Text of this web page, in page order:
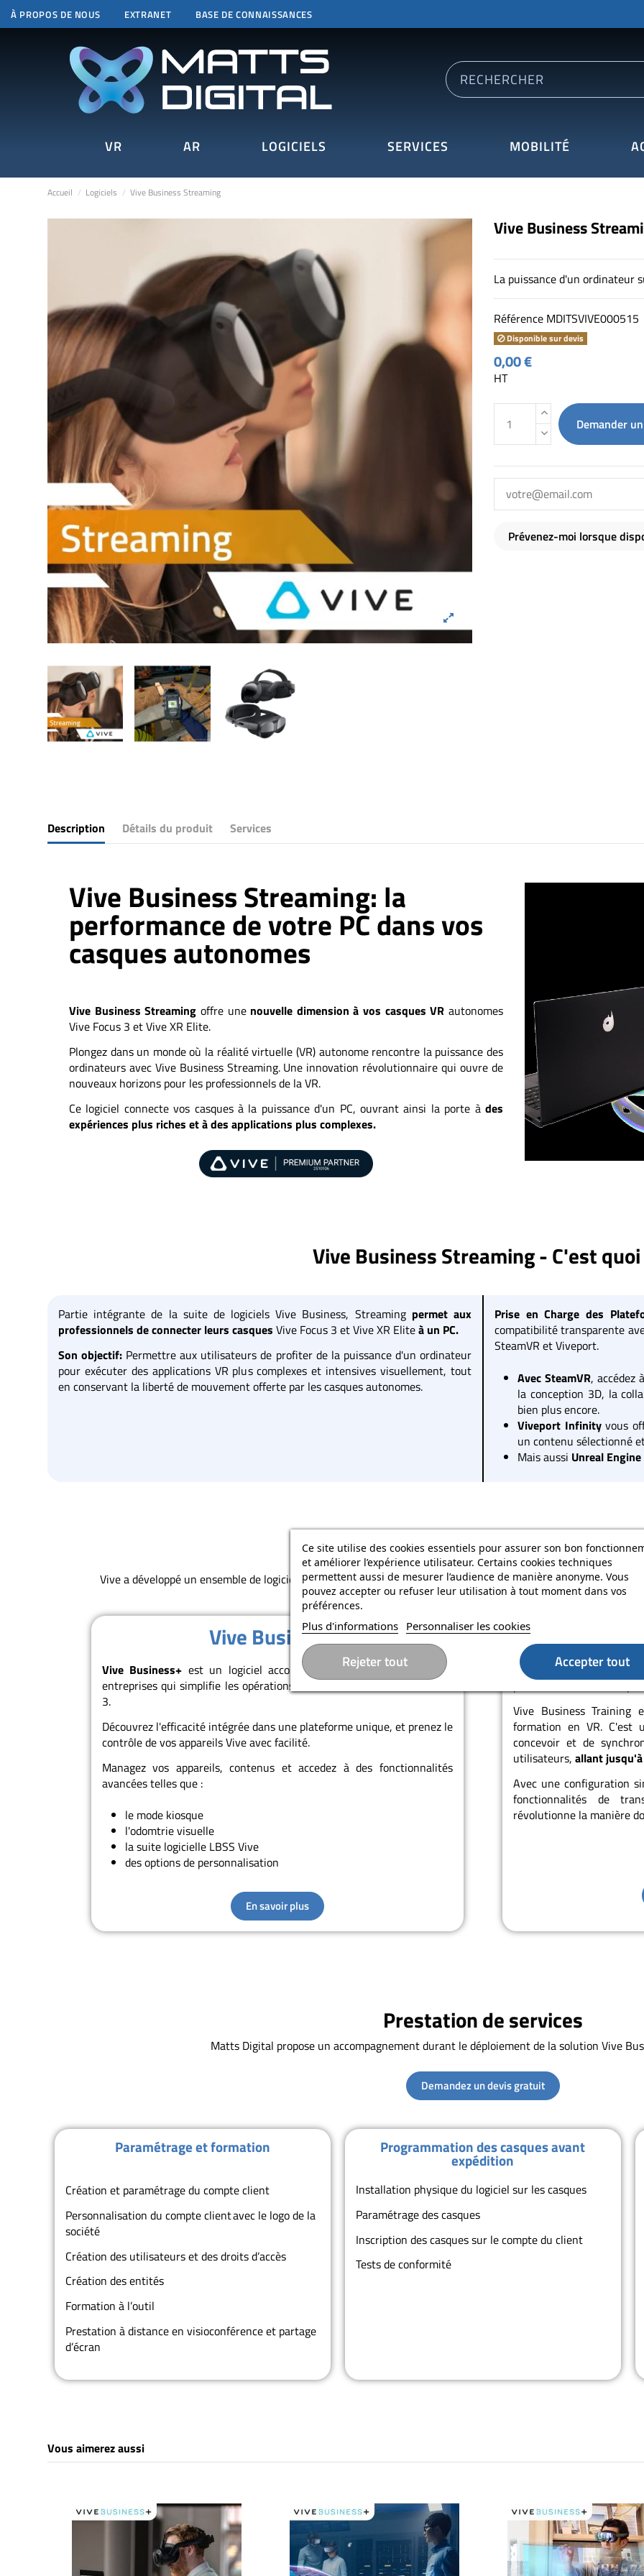
À PROPOS DE NOUS EXTRANET BASE DE CONNAISSANCES
Ce site utilise des cookies essentiels pour assurer son bon
et améliorer l’expérience utilisateur. Certains cookies techniques
permettent aussi de mesurer l’audience de manière anonyme. Vous
pouvez accepter ou refuser leur utilisation à tout moment dans vos
préférences.
Plus d'informations Personnaliser les cookies
Rejeter tout Accepter tout
VR AR LOGICIELS SERVICES MOBILITÉ
Accueil Logiciels Vive Business Streaming
Vive Business
La puissance d'un ordinateur
Référence MDITSVIVE000515
Disponible sur devis
0,00 €
HT
Demander
Description Détails du produit Services
Vive Business Streaming: la
performance de votre PC dans vos
casques autonomes
Vive Business Streaming offre une nouvelle dimension à vos casques VR autonomes
Vive Focus 3 et Vive XR Elite.
Plongez dans un monde où la réalité virtuelle (VR) autonome rencontre la puissance des
ordinateurs avec Vive Business Streaming. Une innovation révolutionnaire qui ouvre de
nouveaux horizons pour les professionnels de la VR.
Ce logiciel connecte vos casques à la puissance d'un PC, ouvrant ainsi la porte à des
expériences plus riches et à des applications plus complexes.
Vive Business Streaming - C'est quoi
Partie intégrante de la suite de logiciels Vive Business, Streaming permet aux
professionnels de connecter leurs casques Vive Focus 3 et Vive XR Eliteà un PC.
Son objectif: Permettre aux utilisateurs de profiter de la puissance d'un ordinateur
pour exécuter des applications VR plus complexes et intensives visuellement, tout
en conservant la liberté de mouvement offerte par les casques autonomes.
Prise en Charge des
compatibilité transparente
SteamVR et Viveport.
Avec SteamVR, accédez
la conception 3D, la
bien plus encore.
Viveport Infinityvous
un contenu sélectionné
Mais aussi Unreal Engine
Découvrez Vive Business
Vive a développé un ensemble de logiciels professionnels pour répondre à l'ensemble problématiques que
Vive Business+
Vive Business+ est un logiciel accompagné de services dédiés aux
entreprises qui simplifie les opérations sur Vive XR Elite et Vive Focus
3.
Découvrez l'efficacité intégrée dans une plateforme unique, et prenez le
contrôle de vos appareils Vive avec facilité.
Managez vos appareils, contenus et accedez à des fonctionnalités
avancées telles que :
le mode kiosque
l'odomtrie visuelle
la suite logicielle LBSS Vive
des options de personnalisation
En savoir plus
Vive
Maximisez l'impact et
plateforme intuitive et
Vive Business Training
formation en VR. C'est
concevoir et de
utilisateurs,allant
Avec une configuration
fonctionnalités de
révolutionne la manière
Prestation de services
Matts Digital propose un accompagnement durant le déploiement de la solution Vive
Demandez un devis gratuit
Paramétrage et formation
Création et paramétrage du compte client
Personnalisation du compte client avec le logo de la
société
Création des utilisateurs et des droits d’accès
Création des entités
Formation à l’outil
Prestation à distance en visioconférence et partage
d’écran
Programmation des casques avant
expédition
Installation physique du logiciel sur les casques
Paramétrage des casques
Inscription des casques sur le compte du client
Tests de conformité
Vous aimerez aussi